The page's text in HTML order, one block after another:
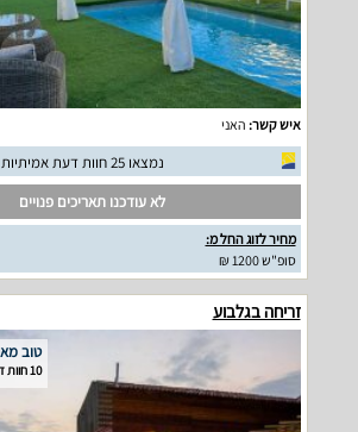
איש קשר: האני
נמצאו 25 חוות דעת אמיתיות
לא עודכנו תאריכים פנויים
מחיר לזוג החל מ:
סופ"ש 1200 ₪
זריחה בגלבוע
טוב
10 חוות דעת אמיתיות